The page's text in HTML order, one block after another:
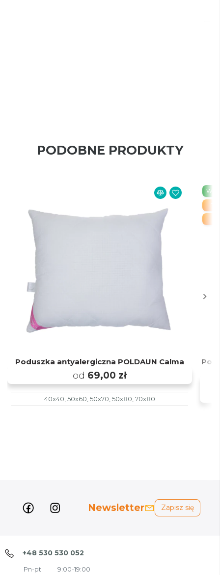
PODOBNE PRODUKTY
Poduszka antyalergiczna POLDAUN Calma
od 69,00 zł
40x40, 50x60, 50x70, 50x80, 70x80
Newsletter Zapisz się
+48 530 530 052
Pn-pt
9:00-19:00